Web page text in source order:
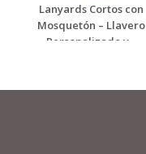
Lanyards Cortos con
Mosquetón – Llavero
Personalizado y...